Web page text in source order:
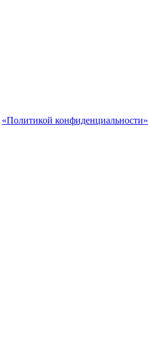
«Политикой конфиденциальности»